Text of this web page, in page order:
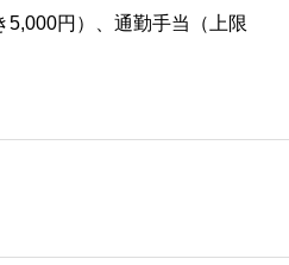
円）、通勤手当（上限